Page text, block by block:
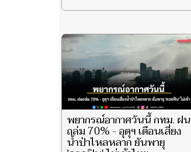
พยากรณ์อากาศวันนี้ กทม. ฝน
ถล่ม 70% - อุตุฯ เตือนเสี่ยง
น้ำป่าไหลหลาก ยันพายุ